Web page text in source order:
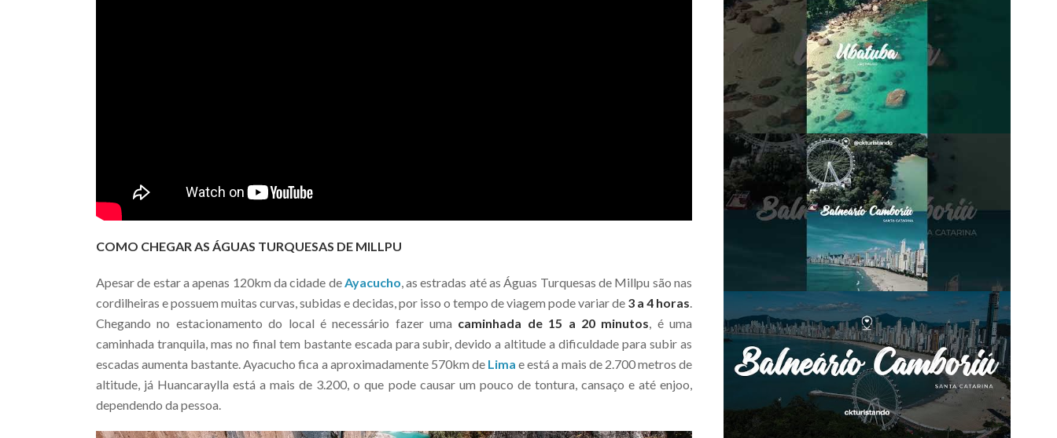
COMO CHEGAR AS ÁGUAS TURQUESAS DE MILLPU
Apesar de estar a apenas 120km da cidade deAyacucho, as estradas até as Águas Turquesas de Millpu são nas
cordilheiras e possuem muitas curvas, subidas e decidas, por isso o tempo de viagem pode variar de 3 a 4 horas.
Chegando no estacionamento do local é necessário fazer uma caminhada de 15 a 20 minutos, é uma
caminhada tranquila, mas no final tem bastante escada para subir, devido a altitude a dificuldade para subir as
escadas aumenta bastante. Ayacucho fica a aproximadamente 570km de Lima e está a mais de 2.700 metros de
altitude, já Huancaraylla está a mais de 3.200, o que pode causar um pouco de tontura, cansaço e até enjoo,
dependendo da pessoa.